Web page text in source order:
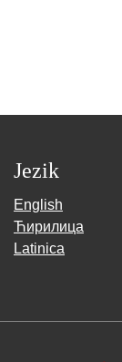
Jezik
English
Ћирилица
Latinica